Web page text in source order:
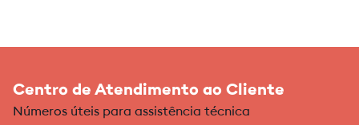
Centro de Atendimento ao Cliente
Números úteis para assistência técnica